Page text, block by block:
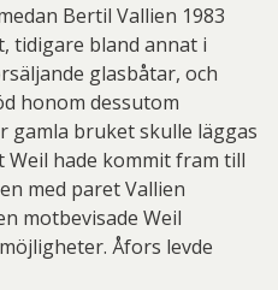
Bertil Vallien 1983
tidigare bland annat i
glasbåtar, och
honom dessutom
gamla bruket skulle läggas
Weil hade kommit fram till
med paret Vallien
motbevisade Weil
Åfors levde